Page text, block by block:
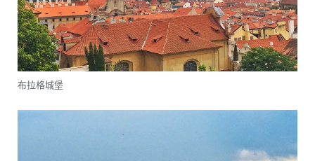
布拉格城堡